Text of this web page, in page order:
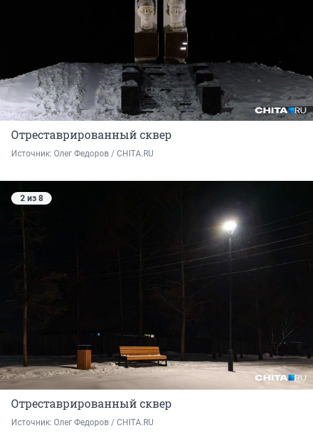
Отреставрированный сквер
Источник: Олег Федоров / CHITA.RU
2 из 8
Отреставрированный сквер
Источник: Олег Федоров / CHITA.RU